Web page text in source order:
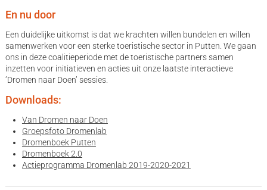
En nu door
Een duidelijke uitkomst is dat we krachten willen bundelen en willen
samenwerken voor een sterke toeristische sector in Putten. We gaan
ons in deze coalitieperiode met de toeristische partners samen
inzetten voor initiatieven en acties uit onze laatste interactieve
’Dromen naar Doen’ sessies.
Downloads:
Van Dromen naar Doen
Groepsfoto Dromenlab
Dromenboek Putten
Dromenboek 2.0
Actieprogramma Dromenlab 2019-2020-2021